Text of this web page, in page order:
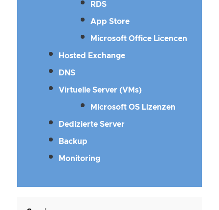
RDS
App Store
Microsoft Office Licencen
Hosted Exchange
DNS
Virtuelle Server (VMs)
Microsoft OS Lizenzen
Dedizierte Server
Backup
Monitoring